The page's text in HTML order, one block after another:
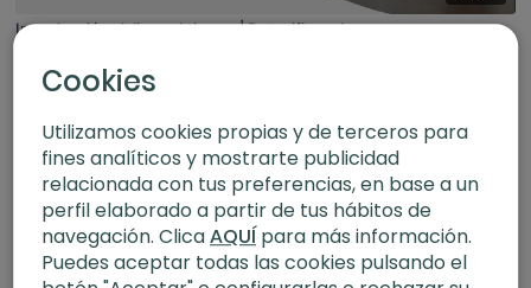
Introducción al Jivamukti yoga | Detoxificar el cuerpo
Cookies
Utilizamos cookies propias y de terceros para
fines analíticos y mostrarte publicidad
relacionada con tus preferencias, en base a un
perfil elaborado a partir de tus hábitos de
navegación. ClicaAQUÍpara más información.
Puedes aceptar todas las cookies pulsando el